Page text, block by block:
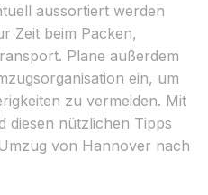
aussortiert werden
Zeit beim Packen,
Plane außerdem
ein, um
zu vermeiden. Mit
diesen nützlichen Tipps
von Hannover nach